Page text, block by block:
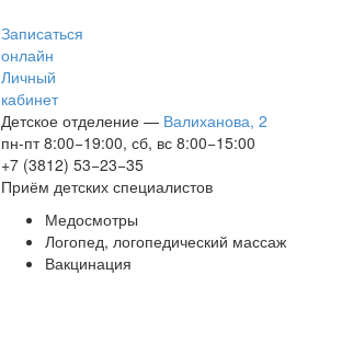
Записаться
онлайн
Личный
кабинет
Детское отделение — Валиханова, 2
пн-пт 8:00−19:00, сб, вс 8:00−15:00
+7 (3812) 53−23−35
Приём детских специалистов
Медосмотры
Логопед, логопедический массаж
Вакцинация